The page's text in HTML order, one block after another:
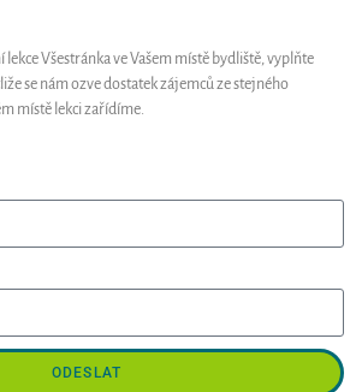
Všestránka ve Vašem místě bydliště, vyplňte
se nám ozve dostatek zájemců ze stejného
místě lekci zařídíme.
ODESLAT